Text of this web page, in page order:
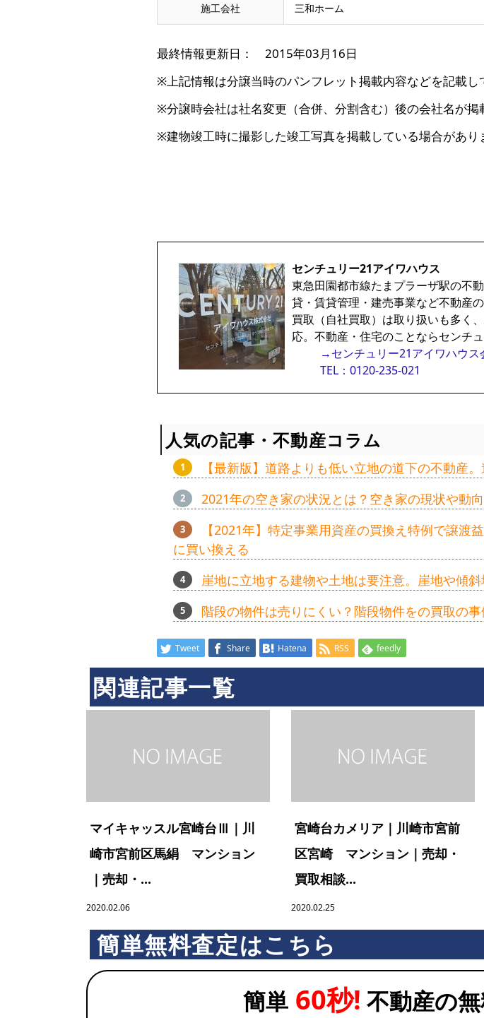
施工会社 三和ホーム
最終情報更新日： 2015年03月16日
※上記情報は分譲当時のパンフレット掲載内容などを記載し
※分譲時会社は社名変更（合併、分割含む）後の会社名が掲
※建物竣工時に撮影した竣工写真を掲載している場合があり
センチュリー21アイワハウス
東急田園都市線たまプラーザ駅の不
貸・賃貸管理・建売事業など不動産
買取（自社買取）は取り扱いも多く
応。不動産・住宅のことならセンチ
→センチュリー21アイワハウス
TEL：0120-235-021
人気の記事・不動産コラム
【最新版】道路よりも低い立地の道下の不動産
2021年の空き家の状況とは？空き家の現状や動
【2021年】特定事業用資産の買換え特例で譲
に買い換える
崖地に立地する建物や土地は要注意。崖地や傾
階段の物件は売りにくい？階段物件をの買取の
Tweet Share Hatena RSS feedly
関連記事一覧
マイキャッスル宮崎台Ⅲ｜川
崎市宮前区馬絹 マンション
｜売却・...
2020.02.06
宮崎台カメリア｜川崎市宮前
区宮崎 マンション｜売却・
買取相談...
2020.02.25
簡単無料査定はこちら
簡単60秒! 不動産の